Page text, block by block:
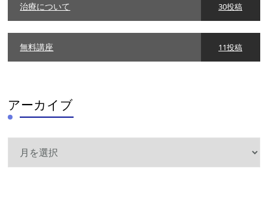
治療について 30投稿
無料講座 11投稿
アーカイブ